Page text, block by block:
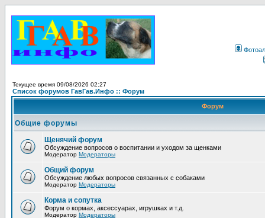
Текущее время 09/08/2026 02:27
Список форумов ГавГав.Инфо :: Форум
Форум
Общие форумы
Щенячий форум
Обсуждение вопросов о воспитании и уходом за щенками
Модератор Модераторы
Общий форум
Обсуждение любых вопросов связанных с собаками
Модератор Модераторы
Корма и сопутка
Форум о кормах, аксессуарах, игрушках и т.д.
Модератор Модераторы